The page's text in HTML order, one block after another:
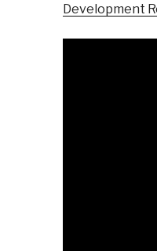
Development